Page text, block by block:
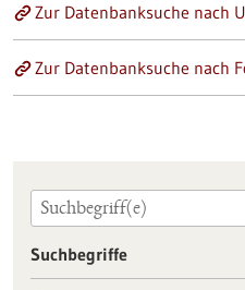
Zur Datenbanksuche nach
Zur Datenbanksuche nach
Suchbegriffe